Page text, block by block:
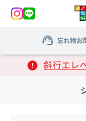
斜行エレ
忘れ物お